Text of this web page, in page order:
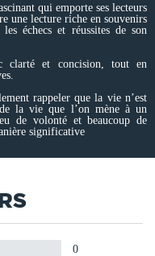
qui emporte ses lecteurs
une lecture riche en souvenirs
échecs et réussites de son
clarté et concision, tout en
rappeler que la vie n’est
la vie que l’on mène à un
de volonté et beaucoup de
significative
0